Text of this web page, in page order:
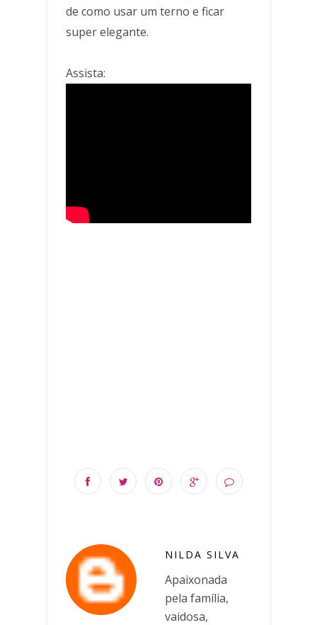
de como usar um terno e ficar
super elegante.
Assista:
NILDA SILVA
Apaixonada
pela família,
vaidosa,